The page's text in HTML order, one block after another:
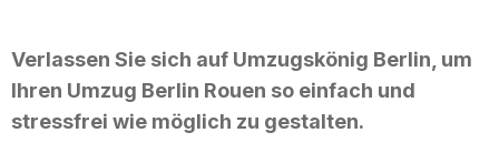
Verlassen Sie sich auf Umzugskönig Berlin, um
Ihren Umzug Berlin Rouen so einfach und
stressfrei wie möglich zu gestalten.